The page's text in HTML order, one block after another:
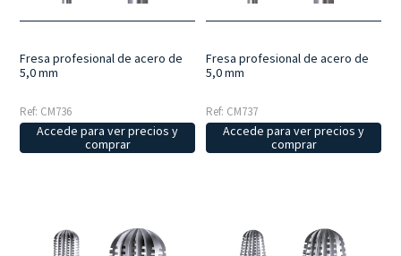
Fresa profesional de acero de
5,0 mm
Ref: CM736
Accede para ver precios y
comprar
Fresa profesional de acero de
5,0 mm
Ref: CM737
Accede para ver precios y
comprar